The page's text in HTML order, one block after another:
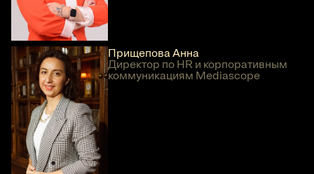
Прищепова Анна
Директор по HR и корпоративным
коммуникациям Mediascope